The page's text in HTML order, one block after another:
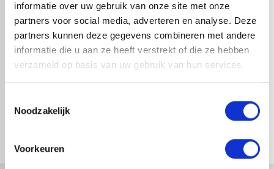
informatie over uw gebruik van onze site met onze
partners voor social media, adverteren en analyse. Deze
partners kunnen deze gegevens combineren met andere
informatie die u aan ze heeft verstrekt of die ze hebben
verzameld op basis van uw gebruik van hun services.
Noodzakelijk
Voorkeuren
HWA BUIS ALU VESTIS K2 MAT
METER
1-4 dagen levertijd
HWA BUIS ALU VESTIS K2 MAT